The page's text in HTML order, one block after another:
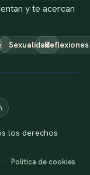
y te acercan
SexualidadReflexiones
los derechos
· Política de cookies